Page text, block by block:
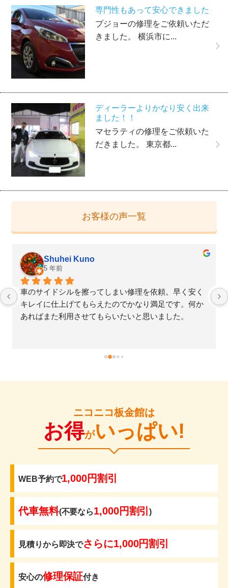
専門性もあって安心できました
プジョーの修理をご依頼いただ
きました。 横浜市に...
ディーラーよりかなり安く出来
ました！！
マセラティの修理をご依頼いた
だきました。 東京都...
お客様の声一覧
Shuhei Kuno
5 年前
車のサイドシルを擦ってしまい修理を依頼。早く安く
キレイに仕上げてもらえたのでかなり満足です。何か
あればまた利用させてもらいたいと思いました。
ニコニコ板金館は
お得がいっぱい!
WEB予約で1,000円割引
代車無料(不要なら1,000円割引)
見積りから即決でさらに1,000円割引
安心の修理保証付き